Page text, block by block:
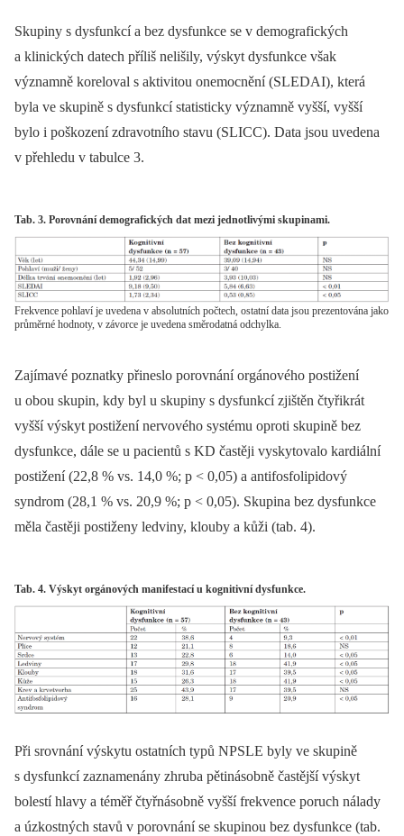
Skupiny s dysfunkcí a bez dysfunkce se v demografických
a klinických datech příliš nelišily, výskyt dysfunkce však
významně koreloval s aktivitou onemocnění (SLEDAI), která
byla ve skupině s dysfunkcí statisticky významně vyšší, vyšší
bylo i poškození zdravotního stavu (SLICC). Data jsou uvedena
v přehledu v tabulce 3.
Tab. 3. Porovnání demografických dat mezi jednotlivými skupinami.
Frekvence pohlaví je uvedena v absolutních počtech, ostatní data jsou prezentována jako
průměrné hodnoty, v závorce je uvedena směrodatná odchylka.
Zajímavé poznatky přineslo porovnání orgánového postižení
u obou skupin, kdy byl u skupiny s dysfunkcí zjištěn čtyřikrát
vyšší výskyt postižení nervového systému oproti skupině bez
dysfunkce, dále se u pacientů s KD častěji vyskytovalo kardiální
postižení (22,8 % vs. 14,0 %; p < 0,05) a antifosfolipidový
syndrom (28,1 % vs. 20,9 %; p < 0,05). Skupina bez dysfunkce
měla častěji postiženy ledviny, klouby a kůži (tab. 4).
Tab. 4. Výskyt orgánových manifestací u kognitivní dysfunkce.
Při srovnání výskytu ostatních typů NPSLE byly ve skupině
s dysfunkcí zaznamenány zhruba pětinásobně častější výskyt
bolestí hlavy a téměř čtyřnásobně vyšší frekvence poruch nálady
a úzkostných stavů v porovnání se skupinou bez dysfunkce (tab.